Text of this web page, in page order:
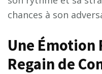
chances à son
Une Émotion
Regain de